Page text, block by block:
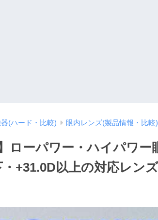
(ハード・比較) 眼内レンズ(製品情報・比較)
】ローパワー・ハイパワ
+31.0D以上の対応レン